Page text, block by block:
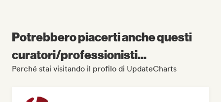
Potrebbero piacerti anche questi
curatori/professionisti...
Perché stai visitando il profilo di UpdateCharts